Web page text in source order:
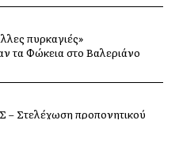
πυρκαγιές»
τα Φώκεια στο Βαλεριάνο
Στελέχωση προπονητικού